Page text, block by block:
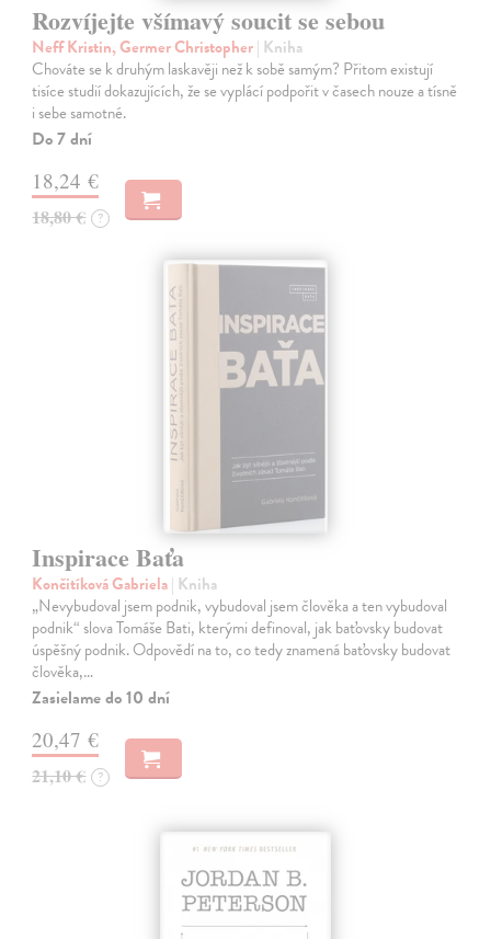
Rozvíjejte všímavý soucit se sebou
Neff Kristin, Germer Christopher| Kniha
Chováte se k druhým laskavěji než k sobě samým? Přitom existují
tisíce studií dokazujících, že se vyplácí podpořit v časech nouze a tísně
i sebe samotné.
Do 7 dní
18,24 €
18,80 € ?
Inspirace Baťa
Končitíková Gabriela| Kniha
„Nevybudoval jsem podnik, vybudoval jsem člověka a ten vybudoval
podnik“ slova Tomáše Bati, kterými definoval, jak baťovsky budovat
úspěšný podnik. Odpovědí na to, co tedy znamená baťovsky budovat
člověka,…
Zasielame do 10 dní
20,47 €
21,10 € ?